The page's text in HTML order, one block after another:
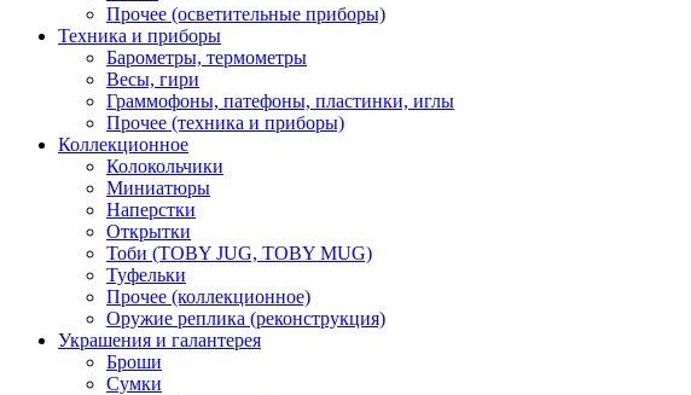
Прочее (осветительные приборы)
Техника и приборы
Барометры, термометры
Весы, гири
Граммофоны, патефоны, пластинки, иглы
Прочее (техника и приборы)
Коллекционное
Колокольчики
Миниатюры
Наперстки
Открытки
Тоби (TOBY JUG, TOBY MUG)
Туфельки
Прочее (коллекционное)
Оружие реплика (реконструкция)
Украшения и галантерея
Броши
Сумки